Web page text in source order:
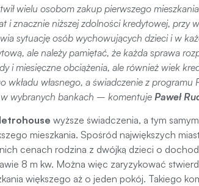
wielu osobom zakup pierwszego
i znacznie niższej zdolności kredytowej, przy
sytuację osób wychowujących dzieci i w
ale należy pamiętać, że każda sprawa
i miesięczne obciążenia, ale również wiek
wkładu własnego, a świadczenie z
wybranych bankach – komentuje Paweł
wyższe świadczenia, a tym
mieszkania. Spośród największych
cenach rodzina z dwójką dzieci o
8 m kw. Można więc zaryzykować
większego aż o jeden pokój. Takiego